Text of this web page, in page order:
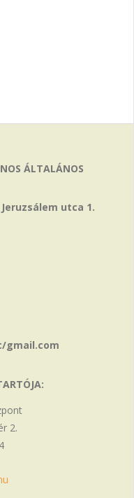
ÁLTALÁNOS
utca 1.
gmail.com
2.